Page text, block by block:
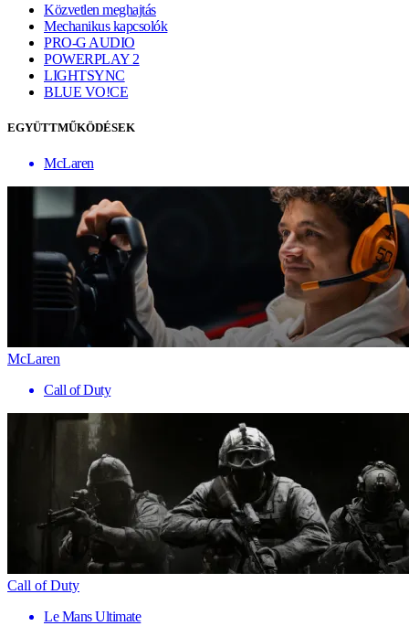
Közvetlen meghajtás
Mechanikus kapcsolók
PRO-G AUDIO
POWERPLAY 2
LIGHTSYNC
BLUE VO!CE
EGYÜTTMŰKÖDÉSEK
McLaren
McLaren
Call of Duty
Call of Duty
Le Mans Ultimate